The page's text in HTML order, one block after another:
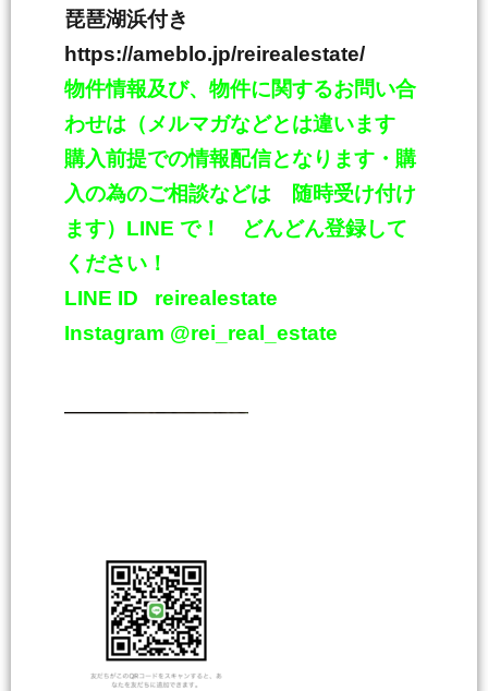
琵琶湖浜付き
https://ameblo.jp/reirealestate/
物件情報及び、物件に関するお問い合
わせは（メルマガなどとは違います
購入前提での情報配信となります・購
入の為のご相談などは 随時受け付け
ます） LINE で！ どんどん登録して
ください！
LINE ID reirealestate
Instagram @rei_real_estate